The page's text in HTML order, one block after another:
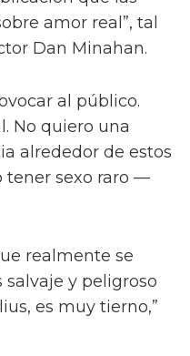
amor real”, tal
Dan Minahan.
al público.
No quiero una
alrededor de estos
tener sexo raro —
realmente se
salvaje y peligroso
es muy tierno,”